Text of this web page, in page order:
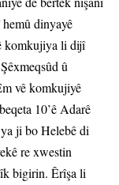
dinyayê
komkujiya li dijî
û
vê komkujiyê
10’ê Adarê
ji bo Helebê di
re xwestin
bigirin. Êrîşa li